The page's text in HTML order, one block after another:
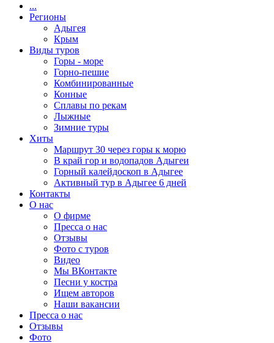
...
Регионы
Адыгея
Крым
Виды туров
Горы - море
Горно-пешие
Комбинированные
Конные
Сплавы по рекам
Лыжные
Зимние туры
Хиты
Маршрут 30 через горы к морю
В край гор и водопадов Адыгеи
Горный калейдоскоп в Адыгее
Активный тур в Адыгее 6 дней
Контакты
О нас
О фирме
Пресса о нас
Отзывы
Фото с туров
Видео
Мы ВКонтакте
Песни у костра
Ищем авторов
Наши вакансии
Пресса о нас
Отзывы
Фото